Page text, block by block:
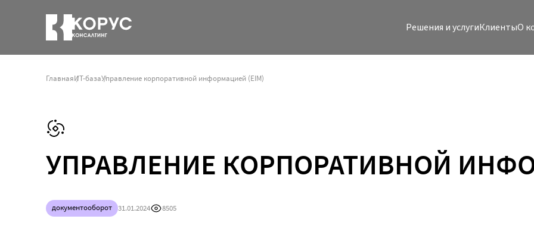
Решения и услугиКлиентыO
ГлавнаяИТ-базаУправление корпоративной информацией (EIM)
УПРАВЛЕНИЕ КОРПОРАТИВНОЙ
документооборот 31.01.2024
8505